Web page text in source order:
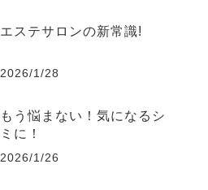
エステサロンの新常識!
2026/1/28
もう悩まない！気になるシ
ミに！
2026/1/26